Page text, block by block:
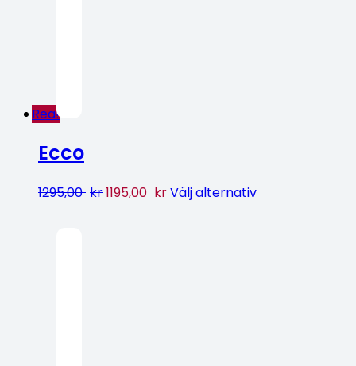
Rea!
Ecco
1295,00 kr1195,00 krVälj alternativ